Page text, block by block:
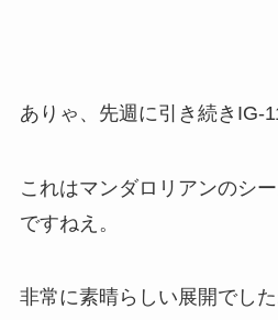
ありゃ、先週に引き続きIG-
これはマンダロリアンのシ
ですねえ。
非常に素晴らしい展開でした